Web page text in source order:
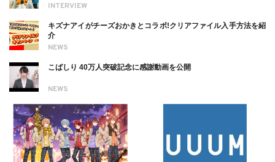
INTERVIEW
NEWS
キズナアイがチーズおかきとコラボ!クリアファイル入手方法を紹
介
NEWS
こばしり 40万人突破記念に感謝動画を公開